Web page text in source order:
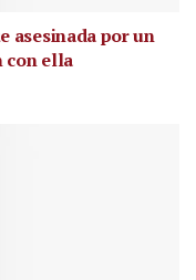
asesinada por un
con ella